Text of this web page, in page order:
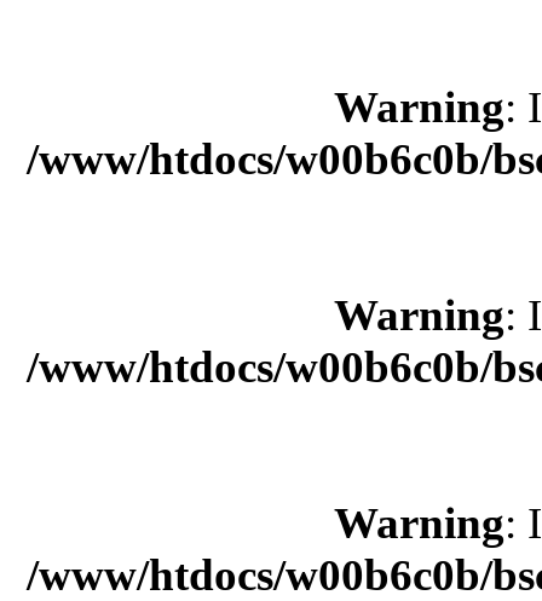
Warning:
/www/htdocs/w00b6c0b/
Warning:
/www/htdocs/w00b6c0b/
Warning:
/www/htdocs/w00b6c0b/